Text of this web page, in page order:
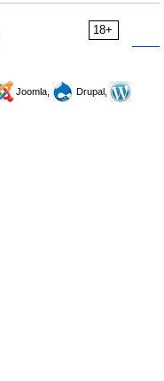
18+
Joomla,
Drupal,